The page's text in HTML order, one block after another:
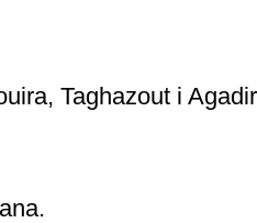
Taghazout i